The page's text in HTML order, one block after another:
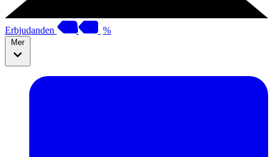
Erbjudanden %
Mer